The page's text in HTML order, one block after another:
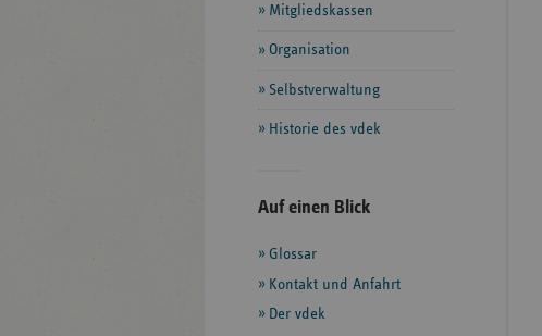
Mitgliedskassen
Organisation
Selbstverwaltung
Historie des vdek
Seitenleiste
weiteren
Informationen
Auf einen Blick
Glossar
Kontakt und Anfahrt
Der vdek